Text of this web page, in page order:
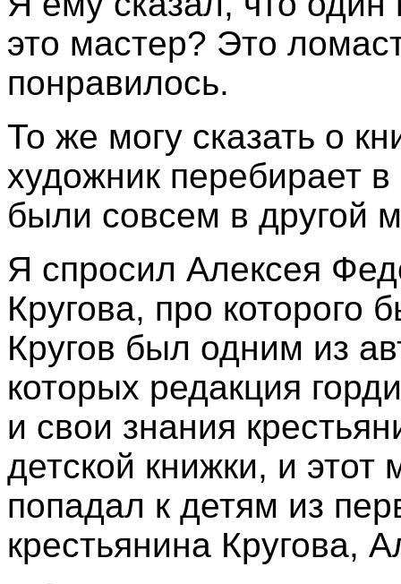
это мастер? Это
понравилось.
То же могу сказать о
художник перебирает
были совсем в другой
Я спросил Алексея
Кругова, про
Кругов был одним из
которых редакция
и свои знания
детской книжки, и
попадал к детям из
крестьянина Кругова,